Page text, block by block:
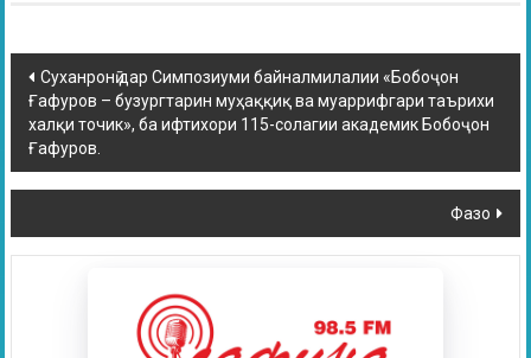
Суханронӣ дар Симпозиуми байналмилалии «Бобоҷон
Ғафуров – бузургтарин муҳаққиқ ва муаррифгари таърихи
халқи точик», ба ифтихори 115-солагии академик Бобоҷон
Ғафуров.
Фазо